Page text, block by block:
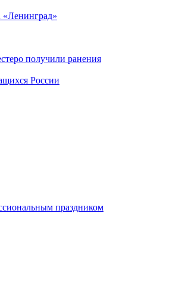
«Ленинград»
получили ранения
России
праздником